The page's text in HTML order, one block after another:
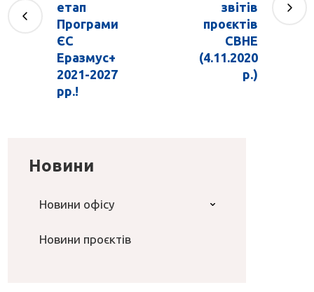
етап
Програми
ЄС
Еразмус+
2021-2027
рр.!
звітів
проєктів
CBHE
(4.11.2020
р.)
Новини
Новини офісу
Новини проєктів